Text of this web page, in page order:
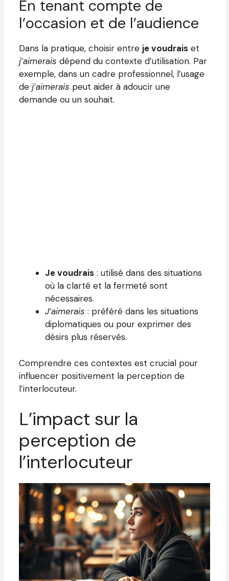
En tenant compte de
l’occasion et de l’audience
Dans la pratique, choisir entre je voudrais et
j’aimerais dépend du contexte d’utilisation. Par
exemple, dans un cadre professionnel, l’usage
de j’aimerais peut aider à adoucir une
demande ou un souhait.
Je voudrais : utilisé dans des situations
où la clarté et la fermeté sont
nécessaires.
J’aimerais : préféré dans les situations
diplomatiques ou pour exprimer des
désirs plus réservés.
Comprendre ces contextes est crucial pour
influencer positivement la perception de
l’interlocuteur.
L’impact sur la
perception de
l’interlocuteur